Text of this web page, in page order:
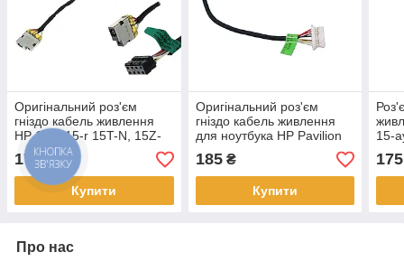
Оригінальний роз'єм
гніздо кабель живлення
HP 15-g 15-r 15T-N, 15Z-
N, 15-J, 15T CBL00380-
0200, 719318-YD9 - разем
175₴
Купити
Оригінальний роз'єм
гніздо кабель живлення
для ноутбука HP Pavilion
14-AB 15-AB 15-AK 15T-AK
185₴
Купити
15-
175
Про нас
КНОПКА
ЗВ'ЯЗКУ